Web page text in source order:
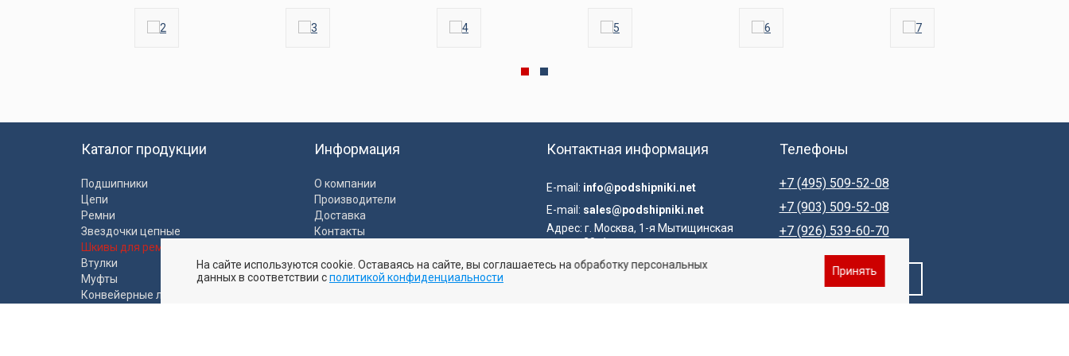
Каталог продукции
Подшипники
Цепи
Ремни
Звездочки цепные
Шкивы для ремней
Втулки
Муфты
Конвейерные ленты
Информация
О компании
Производители
Доставка
Контакты
Пользовательское соглашение
Контактная информация
E-mail: info@podshipniki.net
E-mail: sales@podshipniki.net
Адрес: г. Москва, 1-я Мытищинская
улица, 28с1
Телефоны
+7 (495) 509-52-08
+7 (903) 509-52-08
+7 (926) 539-60-70
Заказать звонок
На сайте используются cookie. Оставаясь на сайте, вы соглашаетесь на обработку персональных
данных в соответствии сполитикой конфиденциальности Принять